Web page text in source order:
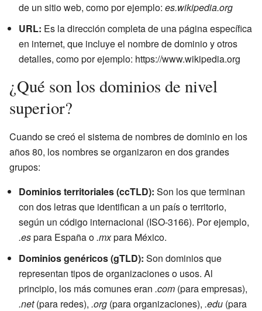
de un sitio web, como por ejemplo: es.wikipedia.org
URL: Es la dirección completa de una página específica
en internet, que incluye el nombre de dominio y otros
detalles, como por ejemplo: https://www.wikipedia.org
¿Qué son los dominios de nivel
superior?
Cuando se creó el sistema de nombres de dominio en los
años 80, los nombres se organizaron en dos grandes
grupos:
Dominios territoriales (ccTLD): Son los que terminan
con dos letras que identifican a un país o territorio,
según un código internacional (ISO-3166). Por ejemplo,
.espara España o.mxpara México.
Dominios genéricos (gTLD): Son dominios que
representan tipos de organizaciones o usos. Al
principio, los más comunes eran .com (para empresas),
.net(para redes), .org (para organizaciones), .edu (para